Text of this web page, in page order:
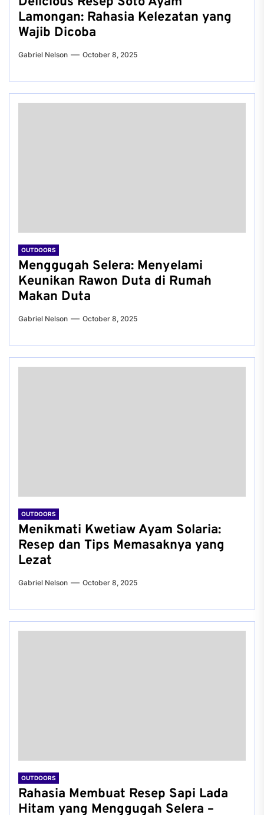
Lamongan: Rahasia Kelezatan yang
Wajib Dicoba
Gabriel Nelson October 8, 2025
OUTDOORS
Menggugah Selera: Menyelami
Keunikan Rawon Duta di Rumah
Makan Duta
Gabriel Nelson October 8, 2025
OUTDOORS
Menikmati Kwetiaw Ayam Solaria:
Resep dan Tips Memasaknya yang
Lezat
Gabriel Nelson October 8, 2025
OUTDOORS
Rahasia Membuat Resep Sapi Lada
Hitam yang Menggugah Selera –